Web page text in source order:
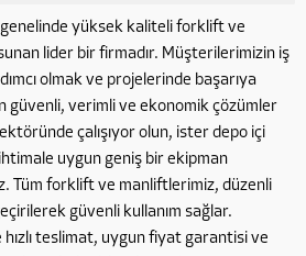
yüksek kaliteli forklift ve
lider bir firmadır. Müşterilerimizin iş
olmak ve projelerinde başarıya
güvenli, verimli ve ekonomik çözümler
çalışıyor olun, ister depo içi
uygun geniş bir ekipman
Tüm forklift ve manliftlerimiz, düzenli
güvenli kullanım sağlar.
teslimat, uygun fiyat garantisi ve